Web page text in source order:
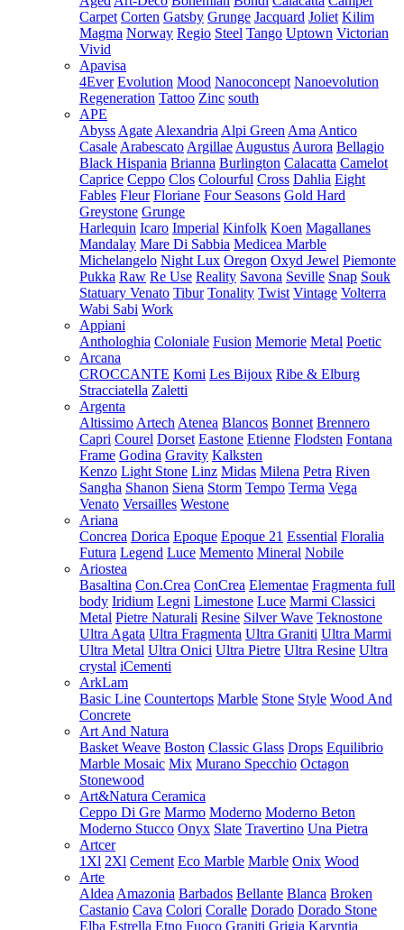
Carpet Corten Gatsby Grunge Jacquard Joliet Kilim
Magma Norway Regio Steel Tango Uptown Victorian
Vivid
Apavisa
4Ever Evolution Mood Nanoconcept Nanoevolution
Regeneration Tattoo Zinc south
APE
Abyss Agate Alexandria Alpi Green Ama Antico
Casale Arabescato Argillae Augustus Aurora Bellagio
Black Hispania Brianna Burlington Calacatta Camelot
Caprice Ceppo Clos Colourful Cross Dahlia Eight
Fables Fleur Floriane Four Seasons Gold Hard
Greystone Grunge
Harlequin Icaro Imperial Kinfolk Koen Magallanes
Mandalay Mare Di Sabbia Medicea Marble
Michelangelo Night Lux Oregon Oxyd Jewel Piemonte
Pukka Raw Re Use Reality Savona Seville Snap Souk
Statuary Venato Tibur Tonality Twist Vintage Volterra
Wabi Sabi Work
Appiani
Anthologhia Coloniale Fusion Memorie Metal Poetic
Arcana
CROCCANTE Komi Les Bijoux Ribe & Elburg
Stracciatella Zaletti
Argenta
Altissimo Artech Atenea Blancos Bonnet Brennero
Capri Courel Dorset Eastone Etienne Flodsten Fontana
Frame Godina Gravity Kalksten
Kenzo Light Stone Linz Midas Milena Petra Riven
Sangha Shanon Siena Storm Tempo Terma Vega
Venato Versailles Westone
Ariana
Concrea Dorica Epoque Epoque 21 Essential Floralia
Futura Legend Luce Memento Mineral Nobile
Ariostea
Basaltina Con.Crea ConCrea Elementae Fragmenta full
body Iridium Legni Limestone Luce Marmi Classici
Metal Pietre Naturali Resine Silver Wave Teknostone
Ultra Agata Ultra Fragmenta Ultra Graniti Ultra Marmi
Ultra Metal Ultra Onici Ultra Pietre Ultra Resine Ultra
crystal iCementi
ArkLam
Basic Line Countertops Marble Stone Style Wood And
Concrete
Art And Natura
Basket Weave Boston Classic Glass Drops Equilibrio
Marble Mosaic Mix Murano Specchio Octagon
Stonewood
Art&Natura Ceramica
Ceppo Di Gre Marmo Moderno Moderno Beton
Moderno Stucco Onyx Slate Travertino Una Pietra
Artcer
1Xl 2Xl Cement Eco Marble Marble Onix Wood
Arte
Aldea Amazonia Barbados Bellante Blanca Broken
Castanio Cava Colori Coralle Dorado Dorado Stone
Elba Estrella Etno Fuoco Graniti Grigia Karyntia